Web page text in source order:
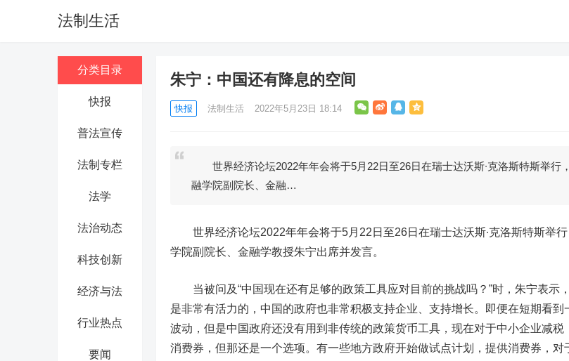
法制生活
分类目录
快报
普法宣传
法制专栏
法学
法治动态
科技创新
经济与法
行业热点
要闻
朱宁：中国还有降息的空间
快报 法制生活 2022年5月23日 18:14
世界经济论坛2022年年会将于5月22日至26日在瑞士达沃斯∙克洛斯特斯举行
融学院副院长、金融…
世界经济论坛2022年年会将于5月22日至26日在瑞士达沃斯∙克洛斯特斯举行
学院副院长、金融学教授朱宁出席并发言。
当被问及“中国现在还有足够的政策工具应对目前的挑战吗？”时，朱宁表示
是非常有活力的，中国的政府也非常积极支持企业、支持增长。即便在短期看到
波动，但是中国政府还没有用到非传统的政策货币工具，现在对于中小企业减税
消费券，但那还是一个选项。有一些地方政府开始做试点计划，提供消费券，对